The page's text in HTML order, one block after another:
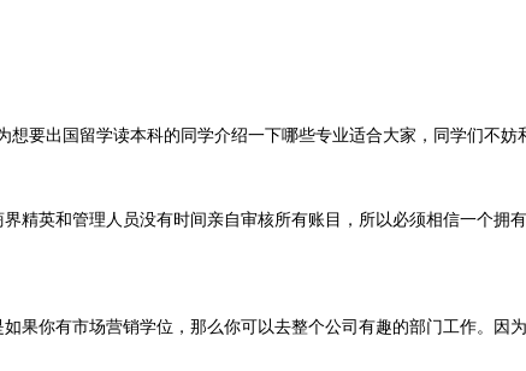
出国留学读本科的同学介绍一下哪些专业适合大家，同学们不妨
英和管理人员没有时间亲自审核所有账目，所以必须相信一个拥
你有市场营销学位，那么你可以去整个公司有趣的部门工作。因